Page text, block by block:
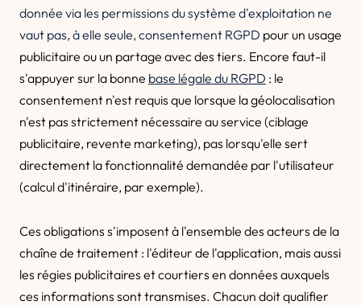
donnée via les permissions du système d'exploitation ne
vaut pas, à elle seule, consentement RGPD pour un usage
publicitaire ou un partage avec des tiers. Encore faut-il
s'appuyer sur la bonne base légale du RGPD : le
consentement n'est requis que lorsque la géolocalisation
n'est pas strictement nécessaire au service (ciblage
publicitaire, revente marketing), pas lorsqu'elle sert
directement la fonctionnalité demandée par l'utilisateur
(calcul d'itinéraire, par exemple).
Ces obligations s'imposent à l'ensemble des acteurs de la
chaîne de traitement : l'éditeur de l'application, mais aussi
les régies publicitaires et courtiers en données auxquels
ces informations sont transmises. Chacun doit qualifier